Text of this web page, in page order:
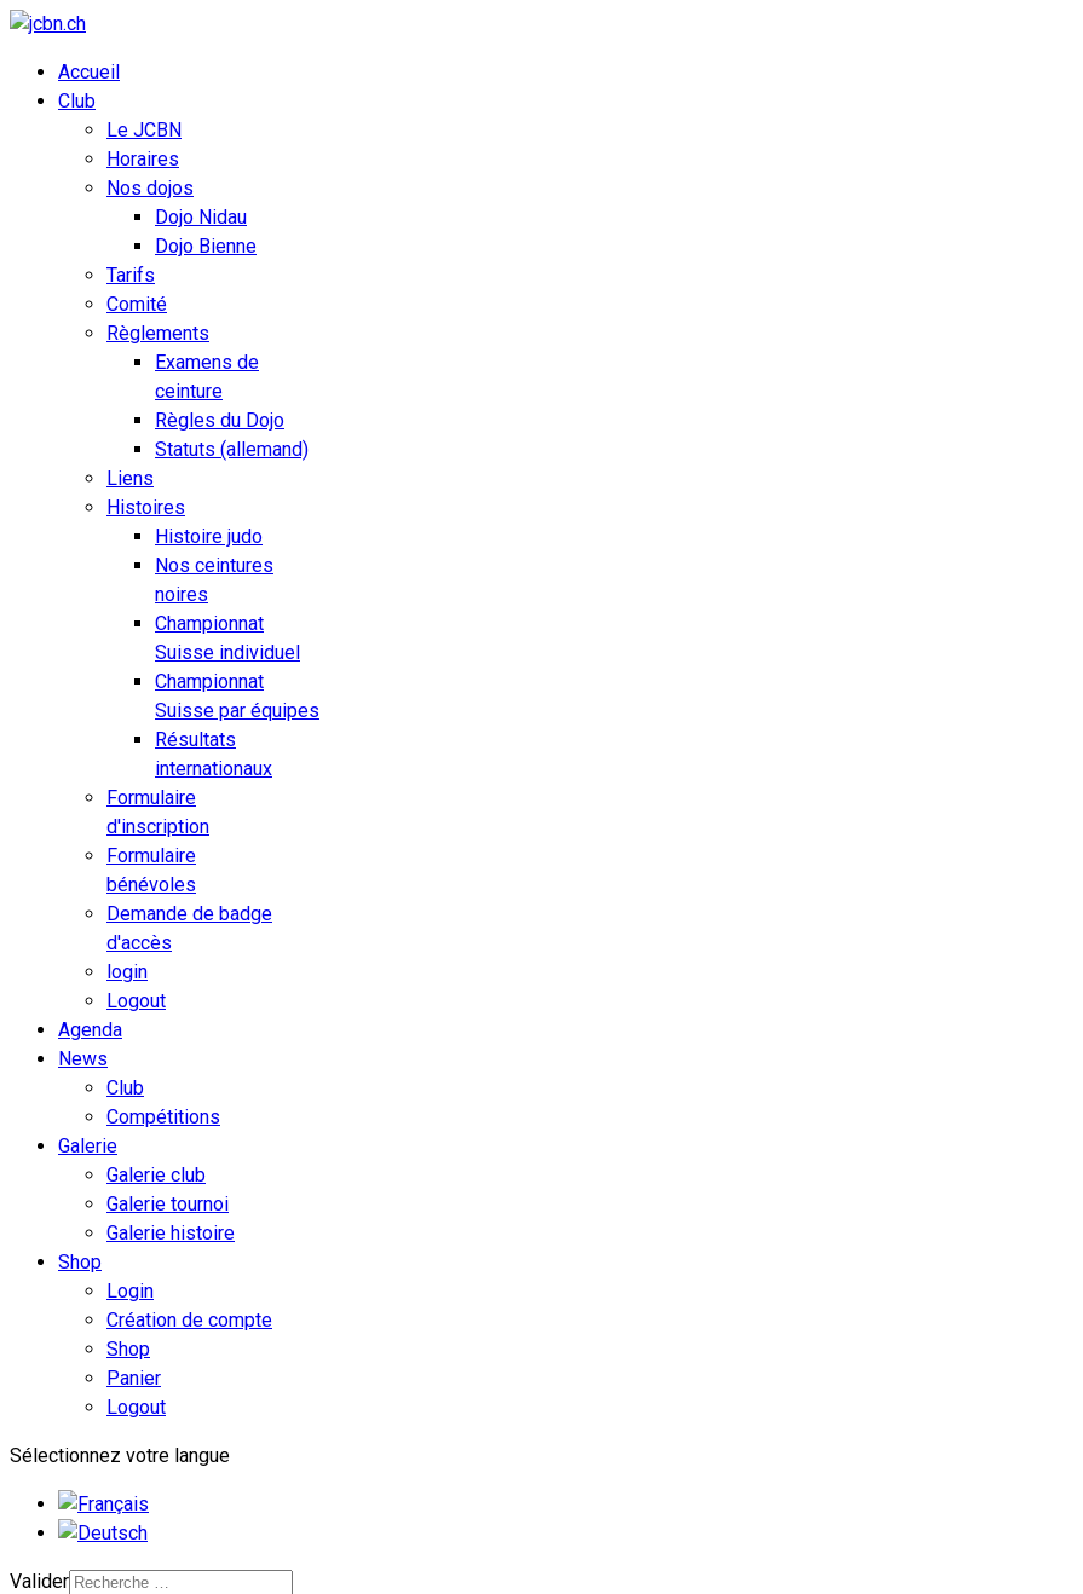
Accueil
Club
Le JCBN
Horaires
Nos dojos
Dojo Nidau
Dojo Bienne
Tarifs
Comité
Règlements
Examens de
ceinture
Règles du Dojo
Statuts (allemand)
Liens
Histoires
Histoire judo
Nos ceintures
noires
Championnat
Suisse individuel
Championnat
Suisse par équipes
Résultats
internationaux
Formulaire
d'inscription
Formulaire
bénévoles
Demande de badge
d'accès
login
Logout
Agenda
News
Club
Compétitions
Galerie
Galerie club
Galerie tournoi
Galerie histoire
Shop
Login
Création de compte
Shop
Panier
Logout
Sélectionnez votre langue
Valider